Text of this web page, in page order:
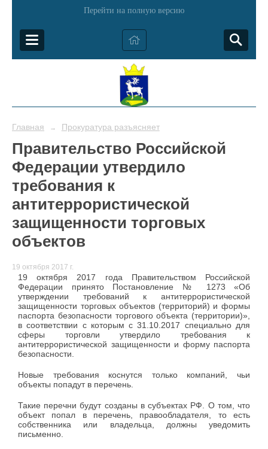
Перейти на полную версию
Главная → Прокуратура разъясняет
Правительство Российской
Федерации утвердило
требования к
антитеррористической
защищенности торговых
объектов
19 октября 2017 г.
19 октября 2017 года Правительством Российской
Федерации принято Постановление № 1273 «Об
утверждении требований к антитеррористической
защищенности торговых объектов (территорий) и формы
паспорта безопасности торгового объекта (территории)»,
в соответствии с которым с 31.10.2017 специально для
сферы торговли утвердило требования к
антитеррористической защищенности и форму паспорта
безопасности.
Новые требования коснутся только компаний, чьи
объекты попадут в перечень.
Такие перечни будут созданы в субъектах РФ. О том, что
объект попал в перечень, правообладателя, то есть
собственника или владельца, должны уведомить
письменно.